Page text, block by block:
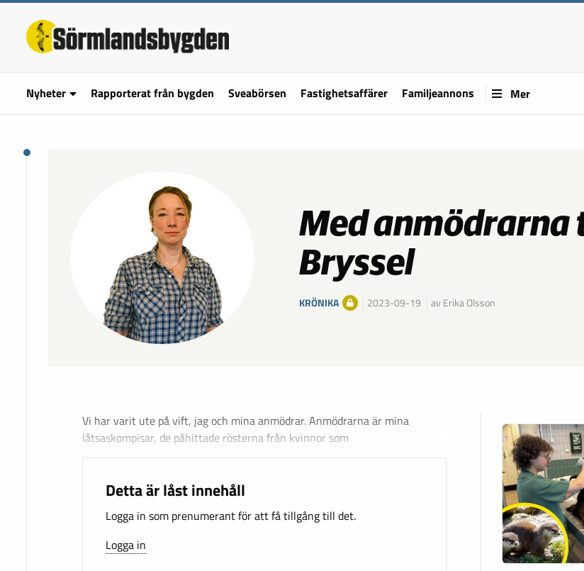
Nyheter Rapporterat från bygden Sveabörsen Fastighetsaffärer Familjeannons Mer
Med anmödrarna
Bryssel
KRÖNIKA 2023-09-19 av Erika Olsson
Vi har varit ute på vift, jag och mina anmödrar. Anmödrarna är mina
låtsaskompisar, de påhittade rösterna från kvinnor som
Detta är låst innehåll
Logga in som prenumerant för att få tillgång till det.
Logga in